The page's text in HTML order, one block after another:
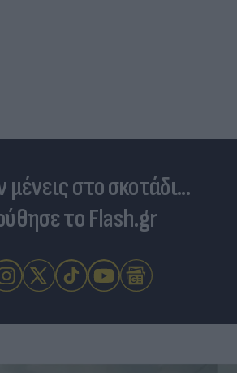
μένεις στο σκοτάδι...
το Flash.gr